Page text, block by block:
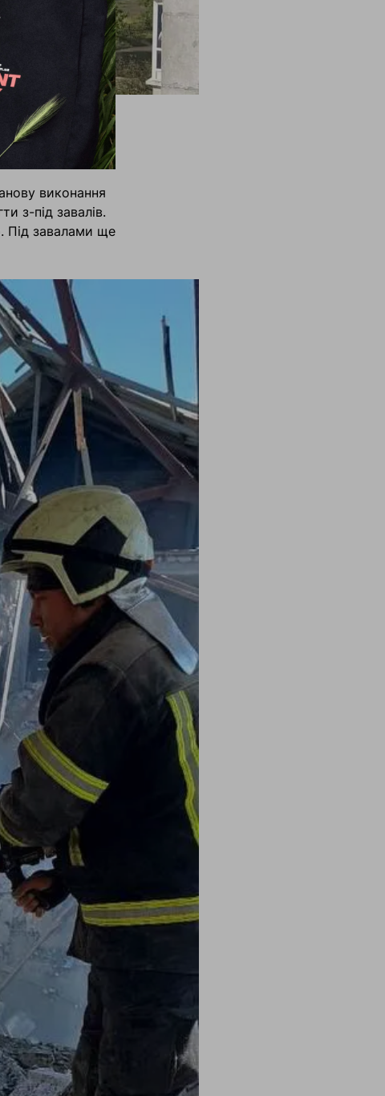
повз.
виконання
з-під завалів.
Під завалами ще